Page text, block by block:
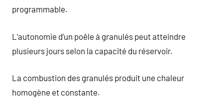
programmable.
L’autonomie d’un poêle à granulés peut atteindre
plusieurs jours selon la capacité du réservoir.
La combustion des granulés produit une chaleur
homogène et constante.